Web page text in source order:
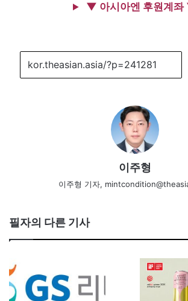
▼ 아시아엔 후원계
이주형
이주형 기자,
필자의 다른 기사